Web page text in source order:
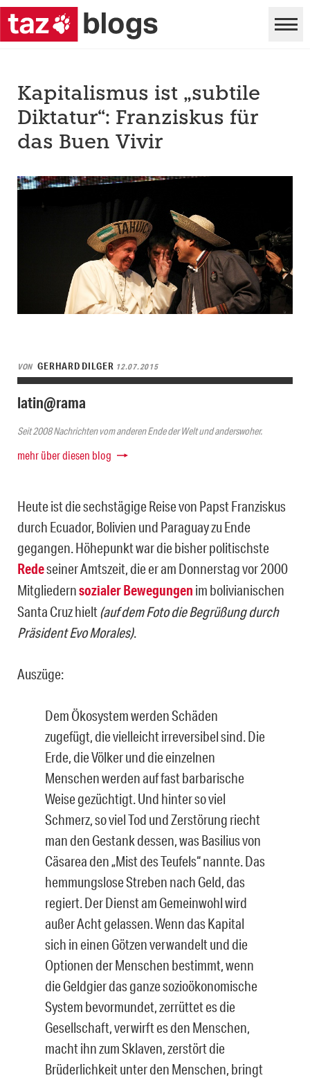
Kapitalismus ist „subtile
Diktatur“: Franziskus für
das Buen Vivir
VON GERHARD DILGER 12.07.2015
latin@rama
Seit 2008 Nachrichten vom anderen Ende der Welt und anderswoher.
mehr über diesen blog
Heute ist die sechstägige Reise von Papst Franziskus
durch Ecuador, Bolivien und Paraguay zu Ende
gegangen. Höhepunkt war die bisher politischste
Redeseiner Amtszeit, die er am Donnerstag vor 2000
Mitgliedernsozialer Bewegungen im bolivianischen
Santa Cruz hielt(auf dem Foto die Begrüßung durch
Präsident Evo Morales).
Auszüge:
Dem Ökosystem werden Schäden
zugefügt, die vielleicht irreversibel sind. Die
Erde, die Völker und die einzelnen
Menschen werden auf fast barbarische
Weise gezüchtigt. Und hinter so viel
Schmerz, so viel Tod und Zerstörung riecht
man den Gestank dessen, was Basilius von
Cäsarea den „Mist des Teufels“ nannte. Das
hemmungslose Streben nach Geld, das
regiert. Der Dienst am Gemeinwohl wird
außer Acht gelassen. Wenn das Kapital
sich in einen Götzen verwandelt und die
Optionen der Menschen bestimmt, wenn
die Geldgier das ganze sozioökonomische
System bevormundet, zerrüttet es die
Gesellschaft, verwirft es den Menschen,
macht ihn zum Sklaven, zerstört die
Brüderlichkeit unter den Menschen, bringt